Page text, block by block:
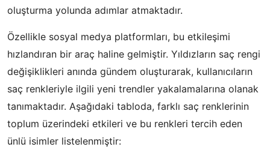
oluşturma yolunda adımlar atmaktadır.
Özellikle sosyal medya platformları, bu etkileşimi
hızlandıran bir araç haline gelmiştir. Yıldızların saç rengi
değişiklikleri anında gündem oluşturarak, kullanıcıların
saç renkleriyle ilgili yeni trendler yakalamalarına olanak
tanımaktadır. Aşağıdaki tabloda, farklı saç renklerinin
toplum üzerindeki etkileri ve bu renkleri tercih eden
ünlü isimler listelenmiştir: